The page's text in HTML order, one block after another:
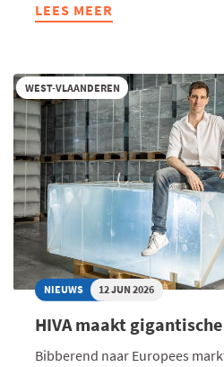
LEES MEER
ABOUT
VLAANDEREN:
"EEN
NATUURHERSTELPLAN
ZONDER
OOG
VOOR
DE
REALITEIT"
WEST-VLAANDEREN
NIEUWS 12 JUN 2026
HIVA maakt
Bibberend naar Europees